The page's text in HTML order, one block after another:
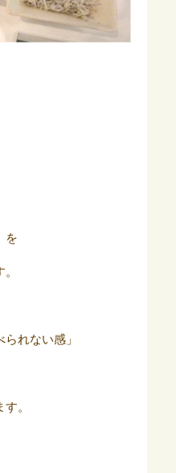
を
れない感」
。